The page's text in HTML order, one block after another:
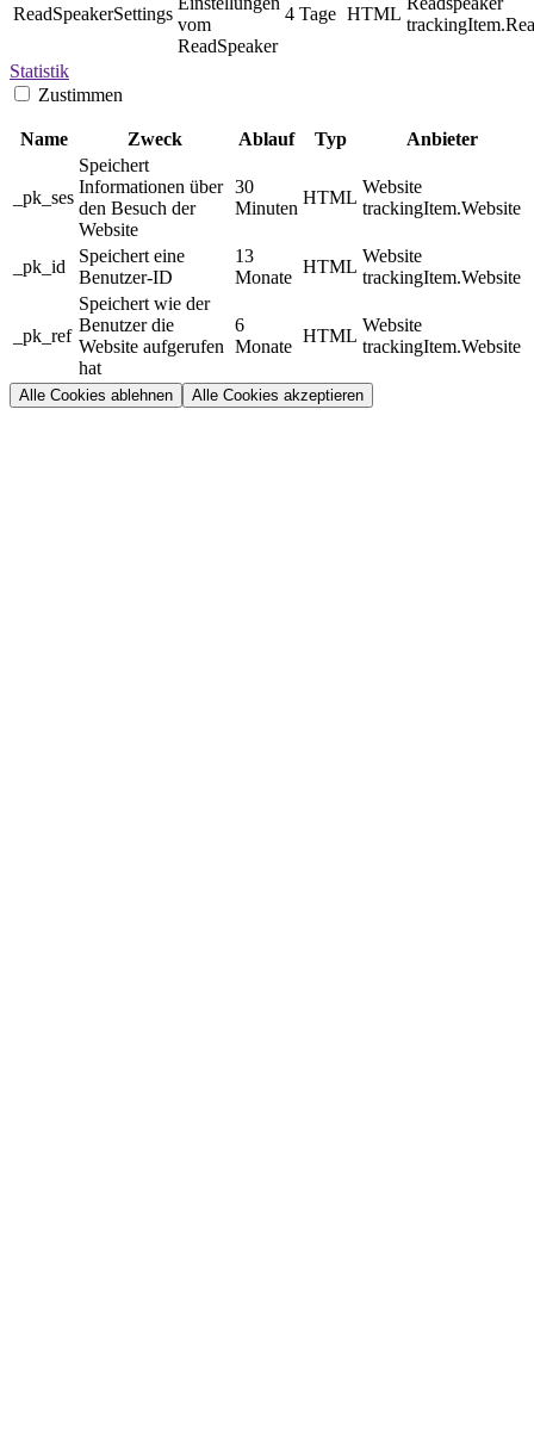
ReadSpeakerSettings
vom
ReadSpeaker
4 Tage HTML
Statistik
Zustimmen
Name Zweck Ablauf Typ Anbieter
_pk_ses
Speichert
Informationen über
den Besuch der
Website
30
Minuten
HTML
Website
trackingItem.Website
_pk_id
Speichert eine
Benutzer-ID
13
Monate
HTML
Website
trackingItem.Website
_pk_ref
Speichert wie der
Benutzer die
Website aufgerufen
hat
6
Monate
HTML
Website
trackingItem.Website
Alle Cookies ablehnen Alle Cookies akzeptieren